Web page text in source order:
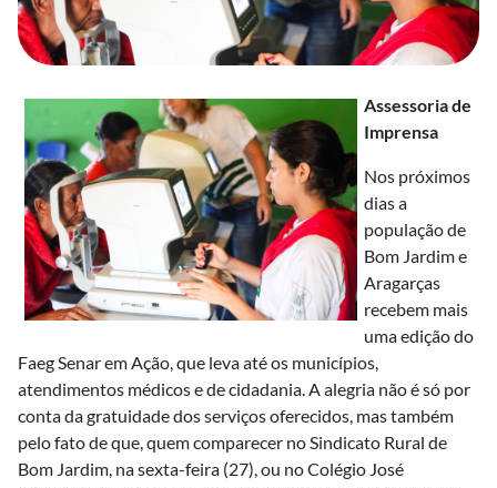
Assessoria de
Imprensa
Nos próximos
dias a
população de
Bom Jardim e
Aragarças
recebem mais
uma edição do
Faeg Senar em Ação, que leva até os municípios,
atendimentos médicos e de cidadania. A alegria não é só por
conta da gratuidade dos serviços oferecidos, mas também
pelo fato de que, quem comparecer no Sindicato Rural de
Bom Jardim, na sexta-feira (27), ou no Colégio José